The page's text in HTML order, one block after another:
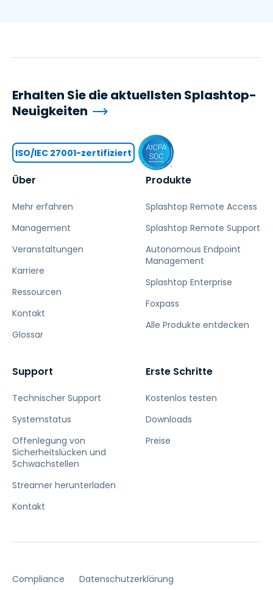
Über
Mehr erfahren
Management
Veranstaltungen
Karriere
Ressourcen
Kontakt
Glossar
Produkte
Splashtop Remote Access
Splashtop Remote Support
Autonomous Endpoint
Management
Splashtop Enterprise
Foxpass
Alle Produkte entdecken
Support
Technischer Support
Systemstatus
Offenlegung von
Sicherheitslücken und
Schwachstellen
Streamer herunterladen
Kontakt
Erste Schritte
Kostenlos testen
Downloads
Preise
Erhalten Sie die aktuellsten Splashtop-
Neuigkeiten
ISO/IEC 27001-zertifiziert
Compliance Datenschutzerklärung